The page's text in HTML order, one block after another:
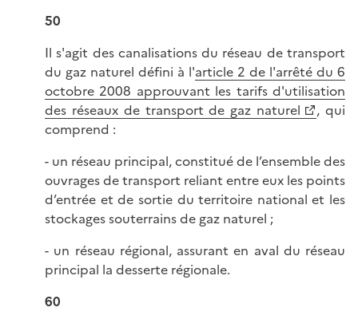
50
Il s'agit des canalisations du réseau de transport
du gaz naturel défini à l'article 2 de l'arrêté du 6
octobre 2008 approuvant les tarifs d'utilisation
des réseaux de transport de gaz naturel
, qui
comprend :
- un réseau principal, constitué de l’ensemble des
ouvrages de transport reliant entre eux les points
d’entrée et de sortie du territoire national et les
stockages souterrains de gaz naturel ;
- un réseau régional, assurant en aval du réseau
principal la desserte régionale.
60